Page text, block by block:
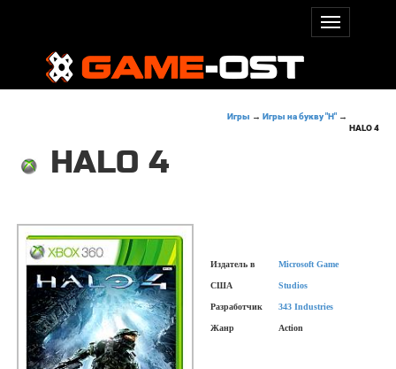
Игры → Игры на букву "H"→
HALO 4
HALO 4
Издатель в
США
Microsoft Game
Studios
Разработчик 343 Industries
Жанр Action